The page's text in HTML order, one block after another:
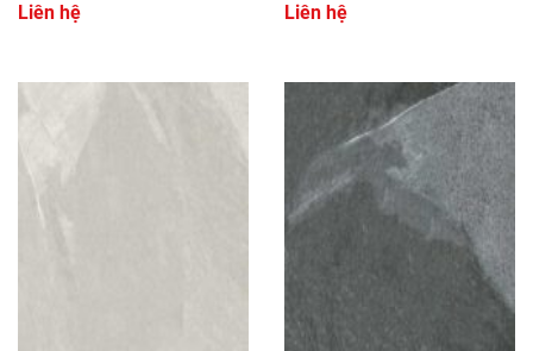
Liên hệ Liên hệ